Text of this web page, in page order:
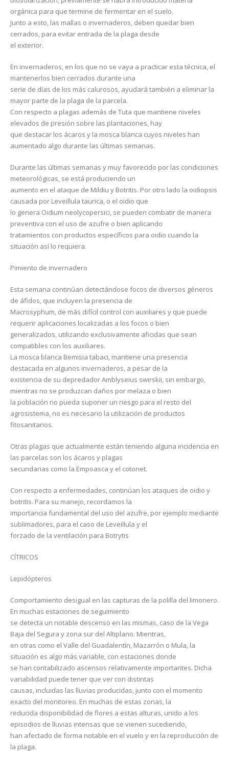
orgánica para que termine de fermentar en el suelo.
Junto a esto, las mallas o invernaderos, deben quedar bien
cerrados, para evitar entrada de la plaga desde
el exterior.
En invernaderos, en los que no se vaya a practicar esta técnica, el
mantenerlos bien cerrados durante una
serie de días de los más calurosos, ayudará también a eliminar la
mayor parte de la plaga de la parcela.
Con respecto a plagas además de Tuta que mantiene niveles
elevados de presión sobre las plantaciones, hay
que destacar los ácaros y la mosca blanca cuyos niveles han
aumentado algo durante las últimas semanas.
Durante las últimas semanas y muy favorecido por las condiciones
meteorológicas, se está produciendo un
aumento en el ataque de Mildiu y Botritis. Por otro lado la oidiopsis
causada por Leveillula taurica, o el oidio que
lo genera Oidium neolycopersici, se pueden combatir de manera
preventiva con el uso de azufre o bien aplicando
tratamientos con productos específicos para oidio cuando la
situación así lo requiera.
Pimiento de invernadero
Esta semana continúan detectándose focos de diversos géneros
de áfidos, que incluyen la presencia de
Macrosyphum, de más difícil control con auxiliares y que puede
requerir aplicaciones localizadas a los focos o bien
generalizados, utilizando exclusivamente aficidas que sean
compatibles con los auxiliares.
La mosca blanca Bemisia tabaci, mantiene una presencia
destacada en algunos invernaderos, a pesar de la
existencia de su depredador Amblyseius swirskii, sin embargo,
mientras no se produzcan daños por melaza o bien
la población no pueda suponer un riesgo para el resto del
agrosistema, no es necesario la utilización de productos
fitosanitarios.
Otras plagas que actualmente están teniendo alguna incidencia en
las parcelas son los ácaros y plagas
secundarias como la Empoasca y el cotonet.
Con respecto a enfermedades, continúan los ataques de oidio y
botritis. Para su manejo, recordamos la
importancia fundamental del uso del azufre, por ejemplo mediante
sublimadores, para el caso de Leveillula y el
forzado de la ventilación para Botrytis
CÍTRICOS
Lepidópteros
Comportamiento desigual en las capturas de la polilla del limonero.
En muchas estaciones de seguimiento
se detecta un notable descenso en las mismas, caso de la Vega
Baja del Segura y zona sur del Altiplano. Mientras,
en otras como el Valle del Guadalentín, Mazarrón o Mula, la
situación es algo más variable, con estaciones donde
se han contabilizado ascensos relativamente importantes. Dicha
variabilidad puede tener que ver con distintas
causas, incluidas las lluvias producidas, junto con el momento
exacto del monitoreo. En muchas de estas zonas, la
reducida disponibilidad de flores a estas alturas, unido a los
episodios de lluvias intensas que se vienen sucediendo,
han afectado de forma notable en el vuelo y en la reproducción de
la plaga.